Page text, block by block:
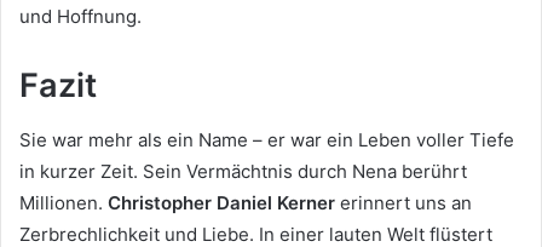
und Hoffnung.
Fazit
Sie war mehr als ein Name – er war ein Leben voller Tiefe
in kurzer Zeit. Sein Vermächtnis durch Nena berührt
Millionen. Christopher Daniel Kerner erinnert uns an
Zerbrechlichkeit und Liebe. In einer lauten Welt flüstert